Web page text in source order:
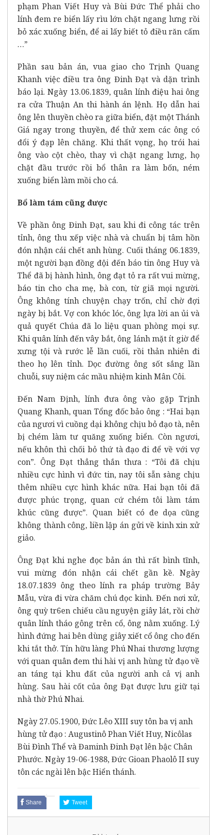
phạm Phan Viết Huy và Bùi Đức Thể phải cho
lính đem re biển lấy rìu lớn chặt ngang lưng rồi
bỏ xác xuống biển, để ai lấy biết tỏ điều răn cấm
…”
Phần sau bản án, vua giao cho Trịnh Quang
Khanh việc điều tra ông Đinh Đạt và dặn trình
báo lại. Ngày 13.06.1839, quân lính điệu hai ông
ra cửa Thuận An thi hành án lệnh. Họ dẫn hai
ông lên thuyền chèo ra giữa biển, đặt một Thánh
Giá ngay trong thuyền, để thử xem các ông có
đổi ý đạp lên chăng. Khi thất vọng, họ trói hai
ông vào cột chèo, thay vì chặt ngang lưng, họ
chặt đầu trước rồi bổ thân ra làm bốn, ném
xuống biển làm mồi cho cá.
Bổ làm tám cũng được
Về phần ông Đinh Đạt, sau khi đi công tác trên
tỉnh, ông thu xếp việc nhà và chuẩn bị tâm hồn
đón nhận cái chết anh hùng. Cuối tháng 06.1839,
một người bạn đồng đội đến báo tin ông Huy và
Thể đã bị hành hình, ông đạt tỏ ra rất vui mừng,
báo tin cho cha mẹ, bà con, từ giã mọi người.
Ông không tính chuyện chạy trốn, chỉ chờ đợi
ngày bị bắt. Vợ con khóc lóc, ông lựa lời an ủi và
quả quyết Chúa đã lo liệu quan phòng mọi sự.
Khi quân lính đến vây bắt, ông lánh mặt ít giờ để
xưng tội và rước lễ lần cuối, rồi thản nhiên đi
theo họ lên tỉnh. Dọc đường ông sốt sắng lần
chuỗi, suy niệm các mầu nhiệm kinh Mân Côi.
Đến Nam Định, lính đưa ông vào gặp Trịnh
Quang Khanh, quan Tổng đốc bảo ông : “Hai bạn
của ngươi vì cuồng dại không chịu bỏ đạo tà, nên
bị chém làm tư quăng xuống biển. Còn ngươi,
nếu khôn thì chối bỏ thứ tà đạo đi để về với vợ
con”. Ông Đạt thẳng thắn thưa : “Tôi đã chịu
nhiều cực hình vì đức tin, nay tôi sẵn sàng chịu
thêm nhiều cực hình khác nữa. Hai bạn tôi đã
được phúc trọng, quan cứ chém tôi làm tám
khúc cũng được”. Quan biết có đe dọa cũng
không thành công, liền lập án gửi về kinh xin xử
giảo.
Ông Đạt khi nghe đọc bản án thì rất bình tĩnh,
vui mừng đón nhận cái chết gần kề. Ngày
18.07.1839 ông theo lính ra pháp trường Bảy
Mẫu, vừa đi vừa chăm chú đọc kinh. Đến nơi xử,
ông quỳ tr6en chiếu cầu nguyện giây lát, rồi chờ
quân lính tháo gông trên cổ, ông nằm xuống. Lý
hình đứng hai bên dùng giây xiết cổ ông cho đến
khi tắt thở. Tín hữu làng Phú Nhai thương lượng
với quan quân đem thi hài vị anh hùng tử đạo về
an táng tại khu đất của người anh cả vị anh
hùng. Sau hài cốt của ông Đạt được lưu giữ tại
nhà thờ Phú Nhai.
Ngày 27.05.1900, Đức Lêo XIII suy tôn ba vị anh
hùng tử đạo : Augustinô Phan Viết Huy, Nicôlas
Bùi Đình Thể và Đaminh Đinh Đạt lên bậc Chân
Phước. Ngày 19-06-1988, Đức Gioan Phaolô II suy
tôn các ngài lên bậc Hiển thánh.
Share Tweet